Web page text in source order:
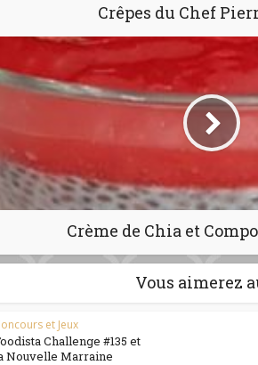
Crêpes du Chef
Crème de Chia et
Vous aimerez
et Jeux
Challenge #135 et
Nouvelle Marraine